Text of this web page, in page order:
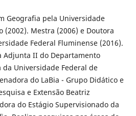
Geografia pela Universidade
(2002). Mestra (2006) e Doutora
Federal Fluminense (2016).
Adjunta II do Departamento
Universidade Federal de
do LaBia - Grupo Didático e
e Extensão Beatriz
do Estágio Supervisionado da